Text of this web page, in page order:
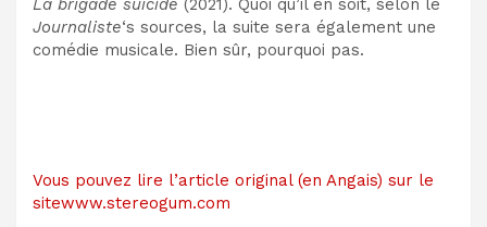
La brigade suicide (2021). Quoi qu’il en soit, selon le
Journaliste‘s sources, la suite sera également une
comédie musicale. Bien sûr, pourquoi pas.
Vous pouvez lire l’article original (en Angais) sur le
sitewww.stereogum.com